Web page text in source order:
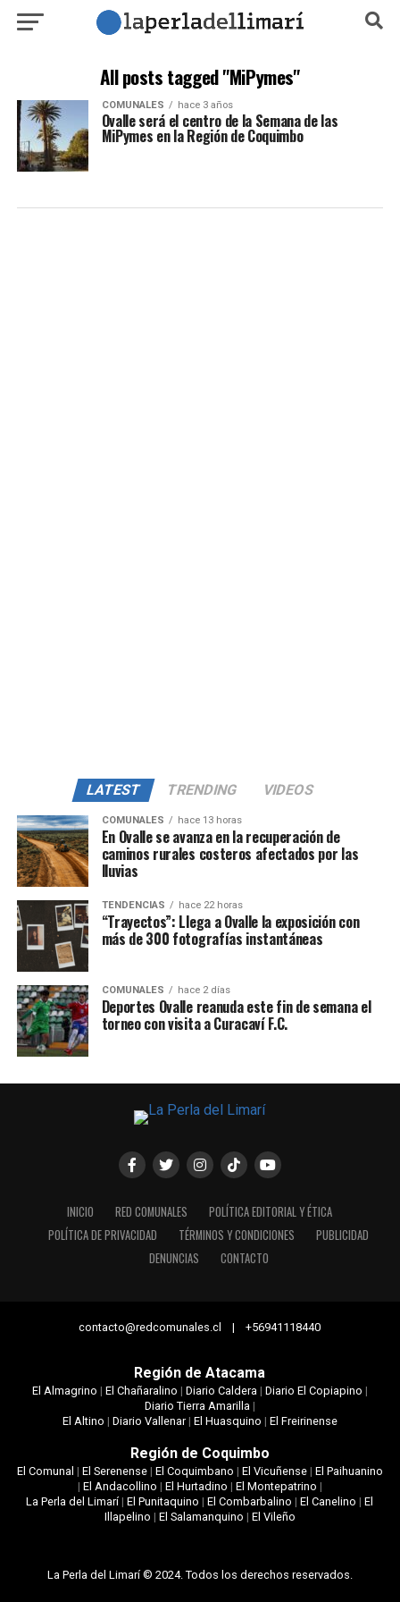
All posts tagged "MiPymes"
COMUNALES hace 3 años
Ovalle será el centro de la Semana de las
MiPymes en la Región de Coquimbo
LATEST TRENDING VIDEOS
COMUNALES hace 13 horas
En Ovalle se avanza en la recuperación de
caminos rurales costeros afectados por las
lluvias
TENDENCIAS hace 22 horas
“Trayectos”: Llega a Ovalle la exposición con
más de 300 fotografías instantáneas
COMUNALES hace 2 días
Deportes Ovalle reanuda este fin de semana el
torneo con visita a Curacaví F.C.
INICIO RED COMUNALES
POLÍTICA EDITORIAL Y ÉTICA
POLÍTICA DE PRIVACIDAD
TÉRMINOS Y CONDICIONES
PUBLICIDAD
DENUNCIAS
CONTACTO
contacto@redcomunales.cl | +56941118440
Región de Atacama
El Almagrino | El Chañaralino | Diario Caldera| Diario El Copiapino |
Diario Tierra Amarilla|
El Altino | Diario Vallenar| El Huasquino | El Freirinense
Región de Coquimbo
El Comunal | El Serenense| El Coquimbano | El Vicuñense| El Paihuanino
| El Andacollino | El Hurtadino | El Montepatrino |
La Perla del Limarí|El Punitaquino |El Combarbalino |El Canelino |El
Illapelino | El Salamanquino | El Vileño
La Perla del Limarí © 2024. Todos los derechos reservados.